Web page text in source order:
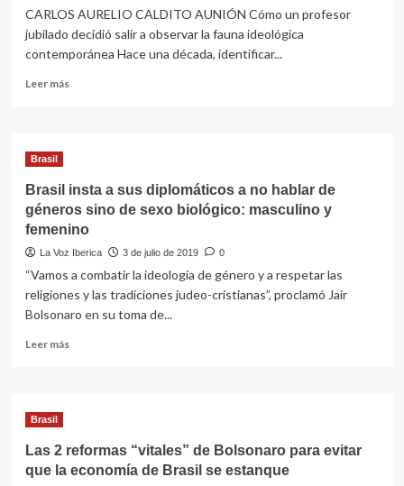
CARLOS AURELIO CALDITO AUNIÓN Cómo un profesor
jubilado decidió salir a observar la fauna ideológica
contemporánea Hace una década, identificar...
Leer másLeer
identificar
las
femi-
estalinistas
degeneradas.
para
heterosexuales
Brasil
Brasil insta a sus diplomáticos a no hablar de
géneros sino de sexo biológico: masculino y
femenino
La Voz Iberica 3 de julio de 2019 0
“Vamos a combatir la ideología de género y a respetar las
religiones y las tradiciones judeo-cristianas”, proclamó Jair
Bolsonaro en su toma de...
Leer másLeer
sus
diplomáticos
a
Brasil
Las 2 reformas “vitales” de Bolsonaro para evitar
que la economía de Brasil se estanque